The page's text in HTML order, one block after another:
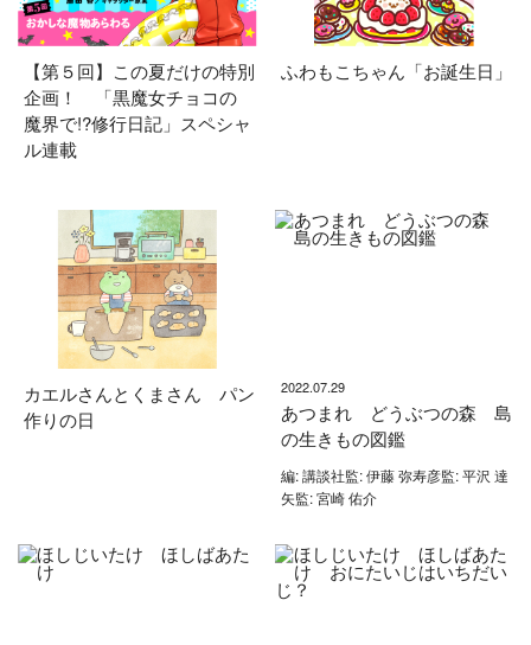
【第５回】この夏だけの特別
企画！ 「黒魔女チョコの
魔界で!?修行日記」スペシャ
ル連載
ふわもこちゃん「お誕生日」
カエルさんとくまさん パン
作りの日
2022.07.29
あつまれ どうぶつの森 島
の生きもの図鑑
編: 講談社監: 伊藤 弥寿彦監: 平沢 達
矢監: 宮崎 佑介